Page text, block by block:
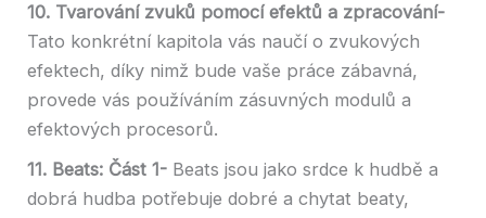
10. Tvarování zvuků pomocí efektů a zpracování-
Tato konkrétní kapitola vás naučí o zvukových
efektech, díky nimž bude vaše práce zábavná,
provede vás používáním zásuvných modulů a
efektových procesorů.
11. Beats: Část 1- Beats jsou jako srdce k hudbě a
dobrá hudba potřebuje dobré a chytat beaty,